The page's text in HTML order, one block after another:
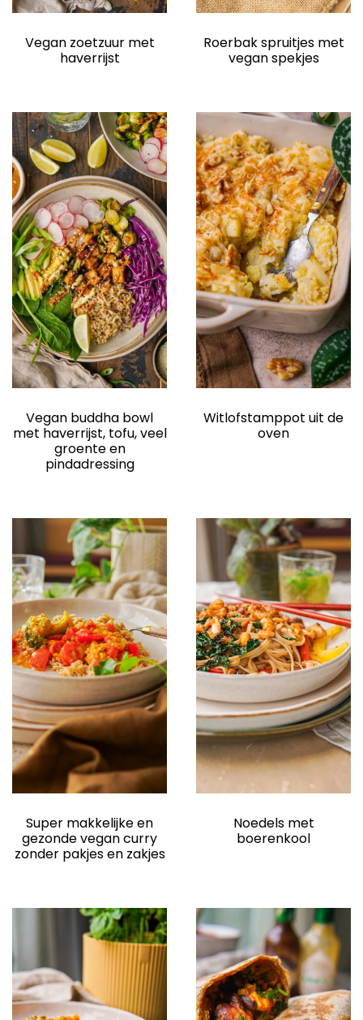
Vegan zoetzuur met
haverrijst
Roerbak spruitjes met
vegan spekjes
Vegan buddha bowl
met haverrijst, tofu, veel
groente en
pindadressing
Witlofstamppot uit de
oven
Super makkelijke en
gezonde vegan curry
zonder pakjes en zakjes
Noedels met
boerenkool